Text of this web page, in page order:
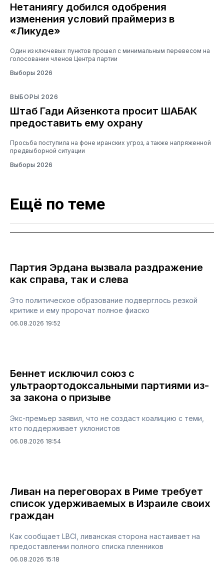
Нетаниягу добился одобрения
изменения условий праймериз в
«Ликуде»
Один из ключевых пунктов прошел с минимальным перевесом на
голосовании членов Центра партии
Выборы 2026
ВЫБОРЫ 2026
Штаб Гади Айзенкота просит ШАБАК
предоставить ему охрану
Просьба поступила на фоне иранских угроз, а также напряженной
предвыборной ситуации
Выборы 2026
Ещё по теме
Партия Эрдана вызвала раздражение
как справа, так и слева
Это политическое образование подверглось резкой
критике и ему пророчат полное фиаско
06.08.2026 19:52
Беннет исключил союз с
ультраортодоксальными партиями из-
за закона о призыве
Экс-премьер заявил, что не создаст коалицию с теми,
кто поддерживает уклонистов
06.08.2026 18:54
Ливан на переговорах в Риме требует
список удерживаемых в Израиле своих
граждан
Как сообщает LBCI, ливанская сторона настаивает на
предоставлении полного списка пленников
06.08.2026 15:18